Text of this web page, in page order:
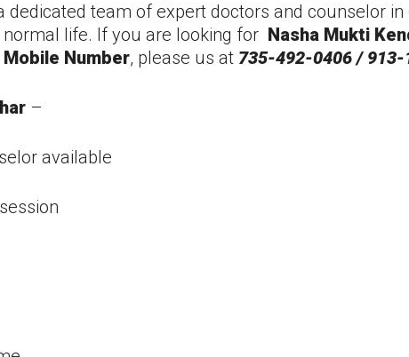
team of expert doctors and counselor
life. If you are looking for Nasha Mukti
Mobile Number, please us at 735-492-0406 /
–
available